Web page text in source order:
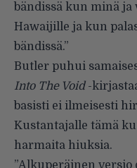
bändissä kun minä
Hawaijille ja kun
bändissä.”
Butler puhui
Into The Void-
basisti ei ilmeisesti
Kustantajalle tämä
harmaita hiuksia.
”Alkuperäinen versio